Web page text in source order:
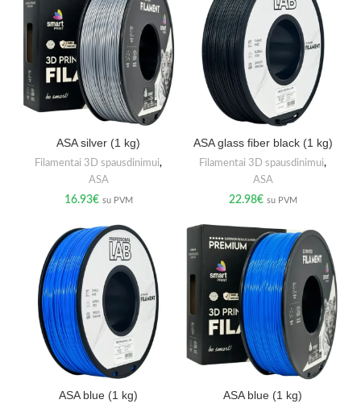
ASA silver (1 kg)
Filamentai 3D spausdinimui,
ASA
16.93€ su PVM
ASA glass fiber black (1 kg)
Filamentai 3D spausdinimui,
ASA
22.98€ su PVM
ASA blue (1 kg) ASA blue (1 kg)